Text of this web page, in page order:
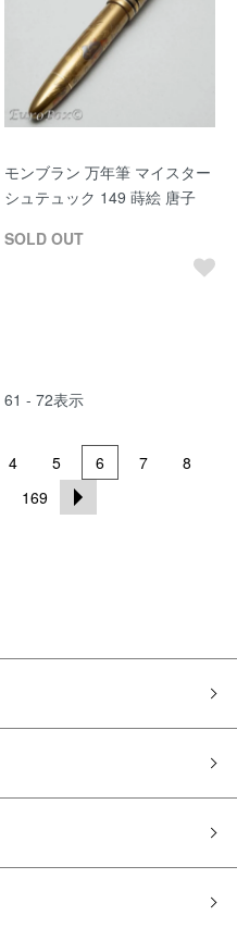
モンブラン 万年筆 マイスター
シュテュック 149 蒔絵 唐子
SOLD OUT
61 - 72表示
4 5 6 7
8
169